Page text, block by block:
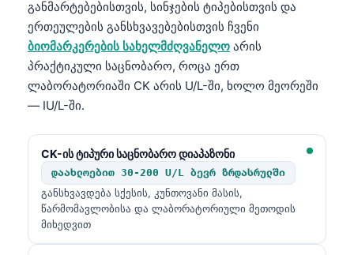
განმარტებებისთვის, სინჯების ტიპებისთვის და
ერთეულების განსხვავებებისთვის ჩვენი
ბიომარკერების სახელმძღვანელო არის
პრაქტიკული საცნობარო, როცა ერთ
ლაბორატორიაში CK არის U/L-ში, ხოლო მეორეში
— IU/L-ში.
CK-ის ტიპური საცნობარო დიაპაზონი
დაახლოებით 30-200 U/L ბევრ ზრდასრულში
განსხვავდება სქესის, კუნთოვანი მასის,
წარმომავლობისა და ლაბორატორიული მეთოდის
მიხედვით